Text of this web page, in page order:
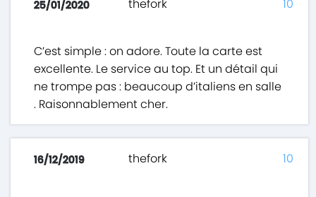
25/01/2020 thefork
C’est simple : on adore. Toute la carte est
excellente. Le service au top. Et un détail qui
ne trompe pas : beaucoup d’italiens en salle
. Raisonnablement cher.
10
16/12/2019 thefork 10